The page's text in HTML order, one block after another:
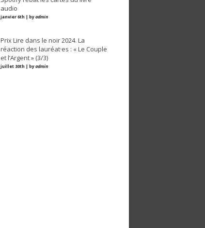
audio
janvier 6th | byadmin
Prix Lire dans le noir 2024. La
réaction des lauréat·es : « Le Couple
et l’Argent » (3/3)
juillet 30th | byadmin